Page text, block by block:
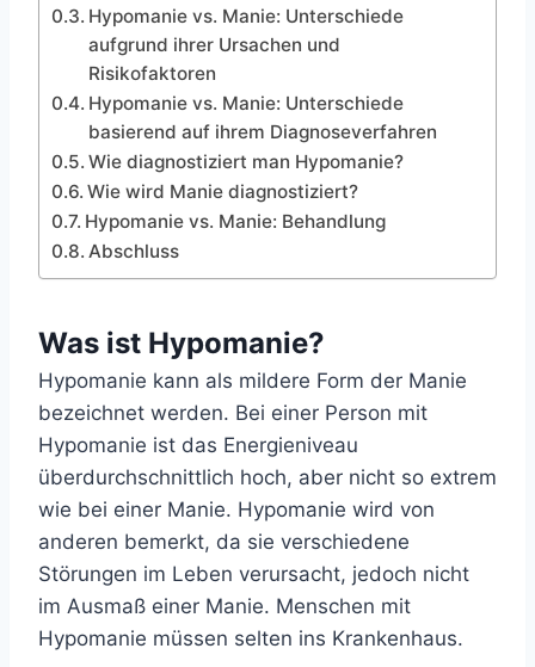
Hypomanie vs. Manie: Unterschiede
aufgrund ihrer Ursachen und
Risikofaktoren
Hypomanie vs. Manie: Unterschiede
basierend auf ihrem Diagnoseverfahren
Wie diagnostiziert man Hypomanie?
Wie wird Manie diagnostiziert?
Hypomanie vs. Manie: Behandlung
Abschluss
Was ist Hypomanie?
Hypomanie kann als mildere Form der Manie
bezeichnet werden. Bei einer Person mit
Hypomanie ist das Energieniveau
überdurchschnittlich hoch, aber nicht so extrem
wie bei einer Manie. Hypomanie wird von
anderen bemerkt, da sie verschiedene
Störungen im Leben verursacht, jedoch nicht
im Ausmaß einer Manie. Menschen mit
Hypomanie müssen selten ins Krankenhaus.